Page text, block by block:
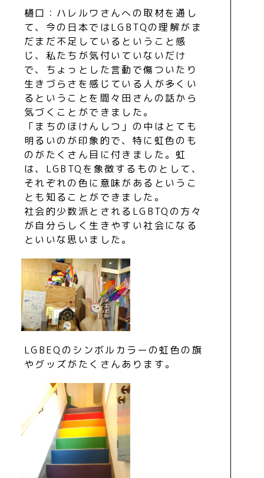
樋口：ハレルワさんへの取材を通し
て、今の日本ではLGBTQの理解がま
だまだ不足しているということ感
じ、私たちが気付いていないだけ
で、ちょっとした言動で傷ついたり
生きづらさを感じている人が多くい
るということを間々田さんの話から
気づくことができました。
「まちのほけんしつ」の中はとても
明るいのが印象的で、特に虹色のも
のがたくさん目に付きました。虹
は、LGBTQを象徴するものとして、
それぞれの色に意味があるというこ
とも知ることができました。
社会的少数派とされるLGBTQの方々
が自分らしく生きやすい社会になる
といいな思いました。
LGBEQのシンボルカラーの虹色の旗
やグッズがたくさんあります。